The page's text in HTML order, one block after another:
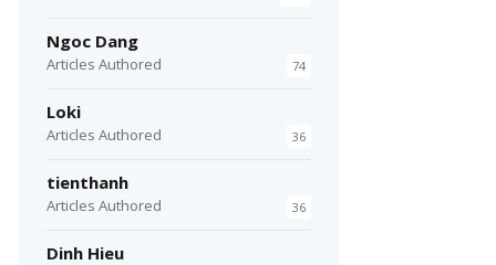
Ngoc Dang
Articles Authored 74
Loki
Articles Authored 36
tienthanh
Articles Authored 36
Dinh Hieu